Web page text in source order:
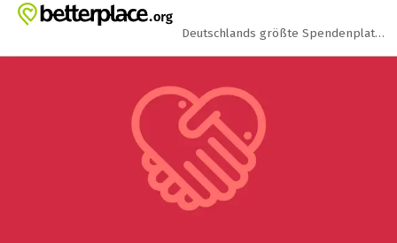
Zum Hauptinhalt springen
Erklärung zur Barrierefreiheit anzeigen
Deutschlands größte Spendenplattform